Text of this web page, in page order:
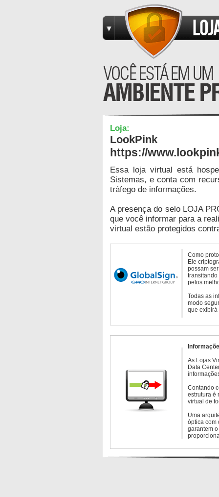
Loja:
LookPink
https://
Essa loja virtual está
Sistemas, e conta com
tráfego de informações.
A presença do selo LOJA
que você informar para a
virtual estão protegidos
Como
Ele
possam
transitando
pelos
Todas as
modo
que exibirá
As Lojas
Data
Contando
estrutura é
virtual de
Uma
óptica com
garantem